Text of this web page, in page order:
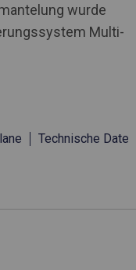
wurde
Multi-
Technische Daten